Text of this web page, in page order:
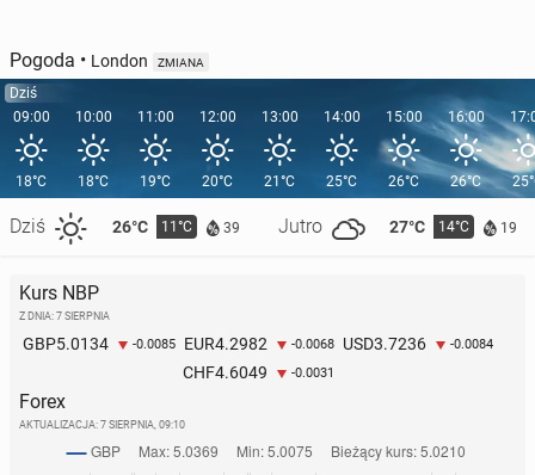
Pogoda • London ZMIANA
Dziś
09:00
18°C
Dziś 26°C 11°C 39 Jutro 27°C 14°C 19
10:00
18°C
11:00
19°C
12:00
20°C
13:00
21°C
14:00
25°C
15:00
26°C
16:00
26°C
Kurs NBP
Z DNIA: 7 SIERPNIA
GBP5.0134 -0.0085 EUR4.2982 -0.0068 USD3.7236 -0.0084
CHF4.6049 -0.0031
Forex
AKTUALIZACJA: 7 SIERPNIA, 09:10